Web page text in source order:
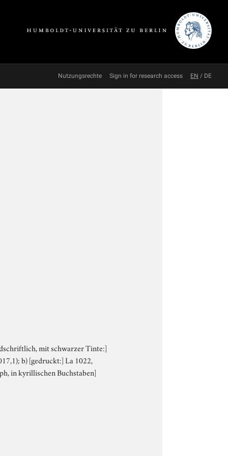
Nutzungsrechte Sign in for research access EN / DE
mit schwarzer Tinte:]
b) [gedruckt:] La 1022,
in kyrillischen Buchstaben]